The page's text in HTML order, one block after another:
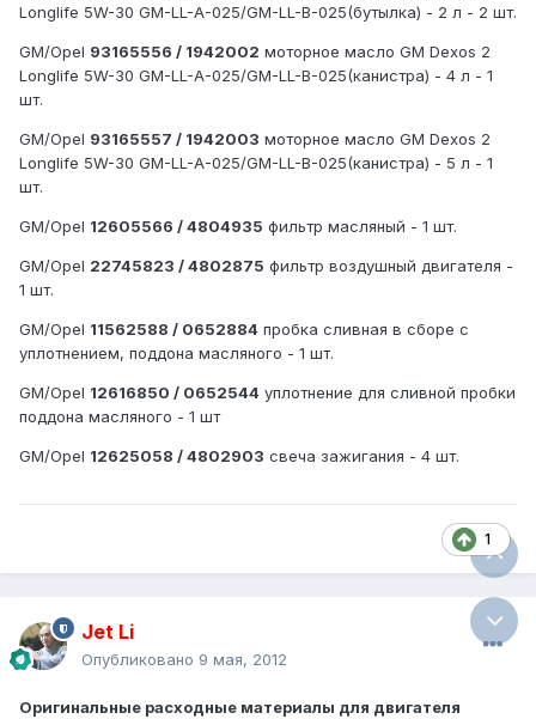
Longlife 5W-30 GM-LL-A-025/GM-LL-B-025(бутылка) - 2 л - 2 шт.
GM/Opel 93165556 / 1942002 моторное масло GM Dexos 2
Longlife 5W-30 GM-LL-A-025/GM-LL-B-025(канистра) - 4 л - 1
шт.
GM/Opel 93165557 / 1942003 моторное масло GM Dexos 2
Longlife 5W-30 GM-LL-A-025/GM-LL-B-025(канистра) - 5 л - 1
шт.
GM/Opel 12605566 / 4804935 фильтр масляный - 1 шт.
GM/Opel 22745823 / 4802875 фильтр воздушный двигателя -
1 шт.
GM/Opel 11562588 / 0652884 пробка сливная в сборе с
уплотнением, поддона масляного - 1 шт.
GM/Opel 12616850 / 0652544 уплотнение для сливной пробки
поддона масляного - 1 шт
GM/Opel 12625058 / 4802903 свеча зажигания - 4 шт.
1
Jet Li
Опубликовано 9 мая, 2012
Оригинальные расходные материалы для двигателя